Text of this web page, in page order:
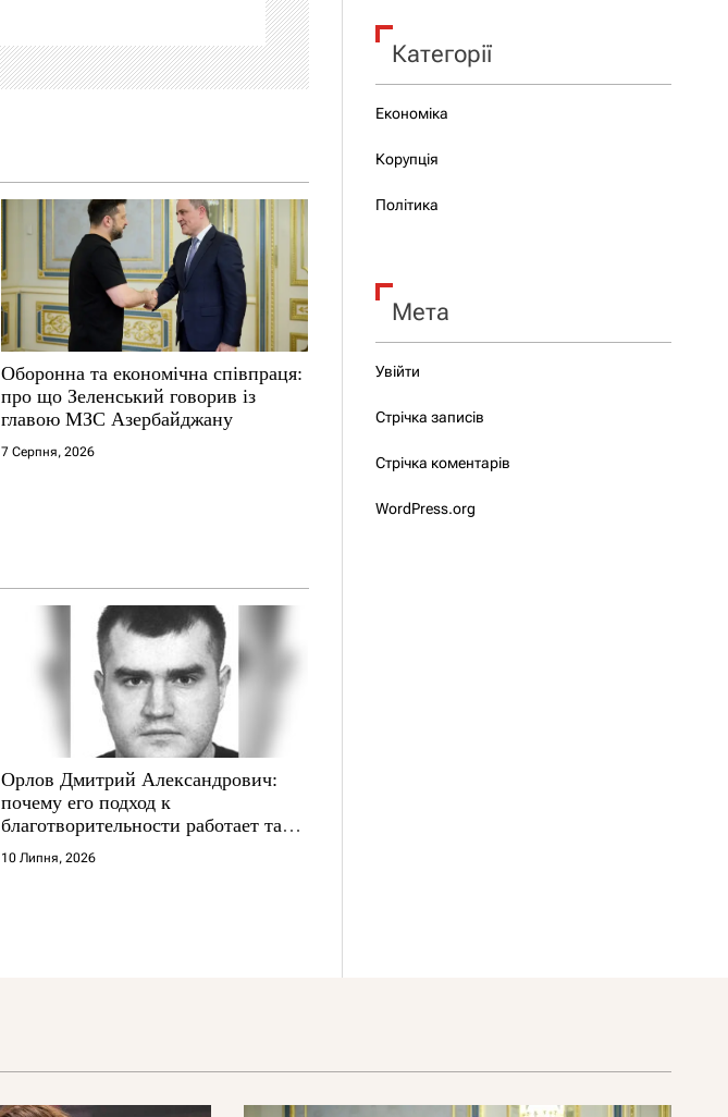
Оборонна та економічна співпраця:
про що Зеленський говорив із
главою МЗС Азербайджану
7 Серпня, 2026
Орлов Дмитрий Александрович:
почему его подход к
благотворительности работает там,
где другие не выдерживают
10 Липня, 2026
Категорії
Економіка
Корупція
Політика
Мета
Увійти
Стрічка записів
Стрічка коментарів
WordPress.org